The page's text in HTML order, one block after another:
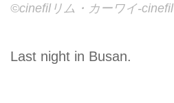
©cinefilリム・カーワイ-cinefil
Last night in Busan.